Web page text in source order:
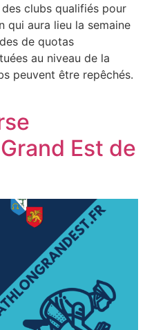
clubs qualifiés pour
qui aura lieu la semaine
de quotas
au niveau de la
peuvent être repêchés.
Est de